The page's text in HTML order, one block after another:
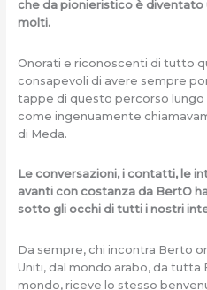
che da pionieristico è
molti.
Onorati e riconoscenti di tutto
consapevoli di avere sempre
tappe di questo percorso lungo
come ingenuamente
di Meda.
Le conversazioni, i contatti, le
avanti con costanza da BertO
sotto gli occhi di tutti i nostri
Da sempre, chi incontra Berto
Uniti, dal mondo arabo, da tutta
mondo, riceve lo stesso